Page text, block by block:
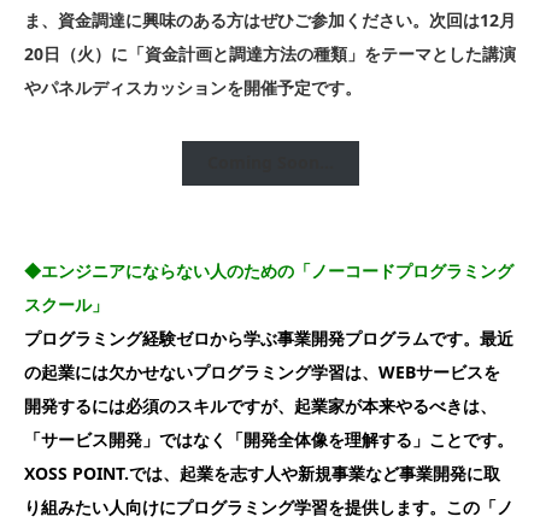
ま、資金調達に興味のある方はぜひご参加ください。次回は12月
20日（火）に「資金計画と調達方法の種類」をテーマとした講演
やパネルディスカッションを開催予定です。
◆エンジニアにならない人のための「ノーコードプログラミング
スクール」
プログラミング経験ゼロから学ぶ事業開発プログラムです。最近
の起業には欠かせないプログラミング学習は、WEBサービスを
開発するには必須のスキルですが、起業家が本来やるべきは、
「サービス開発」ではなく「開発全体像を理解する」ことです。
XOSS POINT.では、起業を志す人や新規事業など事業開発に取
り組みたい人向けにプログラミング学習を提供します。この「ノ